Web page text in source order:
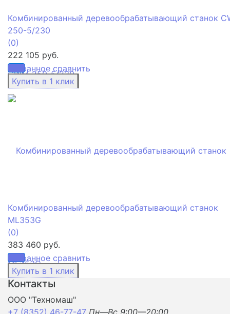
избранное сравнить
Комбинированный деревообрабатывающий станок
250-5/230
(0)
222 105 руб.
избранное сравнить
Комбинированный деревообрабатывающий станок
ML353G
(0)
383 460 руб.
Контакты
ООО "Техномаш"
+7 (8352) 46-77-47 Пн—Вс 9:00—20:00